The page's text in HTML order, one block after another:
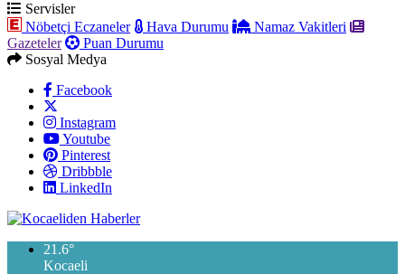
Servisler
Nöbetçi Eczaneler
Hava Durumu
Namaz Vakitleri
Gazeteler
Puan Durumu
Sosyal Medya
Facebook
Instagram
Youtube
Pinterest
Dribbble
LinkedIn
21.6°
Kocaeli